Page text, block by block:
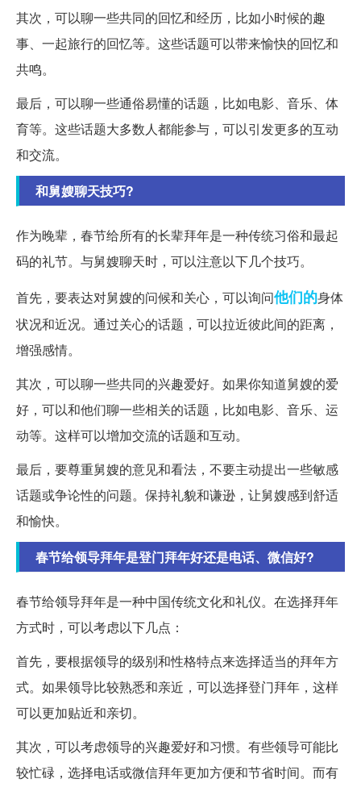
其次，可以聊一些共同的回忆和经历，比如小时候的趣
事、一起旅行的回忆等。这些话题可以带来愉快的回忆和
共鸣。
最后，可以聊一些通俗易懂的话题，比如电影、音乐、体
育等。这些话题大多数人都能参与，可以引发更多的互动
和交流。
和舅嫂聊天技巧?
作为晚辈，春节给所有的长辈拜年是一种传统习俗和最起
码的礼节。与舅嫂聊天时，可以注意以下几个技巧。
首先，要表达对舅嫂的问候和关心，可以询问他们的身体
状况和近况。通过关心的话题，可以拉近彼此间的距离，
增强感情。
其次，可以聊一些共同的兴趣爱好。如果你知道舅嫂的爱
好，可以和他们聊一些相关的话题，比如电影、音乐、运
动等。这样可以增加交流的话题和互动。
最后，要尊重舅嫂的意见和看法，不要主动提出一些敏感
话题或争论性的问题。保持礼貌和谦逊，让舅嫂感到舒适
和愉快。
春节给领导拜年是登门拜年好还是电话、微信好?
春节给领导拜年是一种中国传统文化和礼仪。在选择拜年
方式时，可以考虑以下几点：
首先，要根据领导的级别和性格特点来选择适当的拜年方
式。如果领导比较熟悉和亲近，可以选择登门拜年，这样
可以更加贴近和亲切。
其次，可以考虑领导的兴趣爱好和习惯。有些领导可能比
较忙碌，选择电话或微信拜年更加方便和节省时间。而有